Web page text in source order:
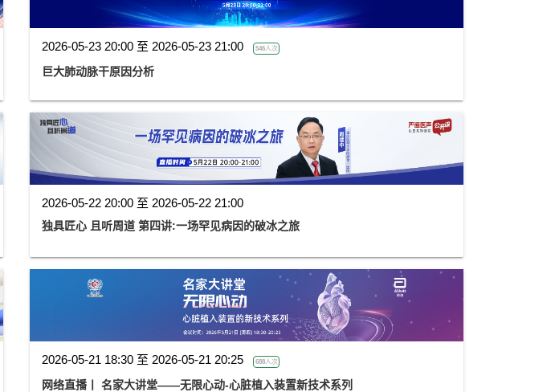
2026-05-23 20:00 至 2026-05-23 21:00 546人次
巨大肺动脉干原因分析
2026-05-22 20:00 至 2026-05-22 21:00
独具匠心 且听周道 第四讲:一场罕见病因的破冰之旅
2026-05-21 18:30 至 2026-05-21 20:25 688人次
网络直播丨 名家大讲堂——无限心动-心脏植入装置新技术系列